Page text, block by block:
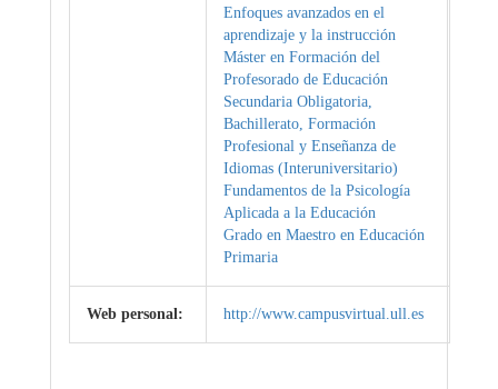
Enfoques avanzados en el
aprendizaje y la instrucción
Máster en Formación del
Profesorado de Educación
Secundaria Obligatoria,
Bachillerato, Formación
Profesional y Enseñanza de
Idiomas (Interuniversitario)
Fundamentos de la Psicología
Aplicada a la Educación
Grado en Maestro en Educación
Primaria
Web personal: http://www.campusvirtual.ull.es